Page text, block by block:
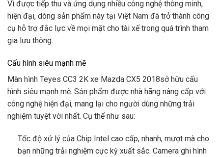
Vì được tiếp thu và ứng dụng nhiều công nghệ thông minh,
hiện đại, dòng sản phẩm này tại Việt Nam đã trở thành công
cụ hỗ trợ đắc lực về mọi mặt cho tài xế trong quá trình tham
gia lưu thông.
Cấu hình siêu mạnh mẽ
Màn hình Teyes CC3 2K xe Mazda CX5 2018sở hữu cấu
hình siêu mạnh mẽ. Sản phẩm được nhà hãng nâng cấp với
công nghệ hiện đại, mang lại cho người dùng những trải
nghiệm tuyệt vời nhất. Cụ thể như sau:
Tốc độ xử lý của Chip Intel cao cấp, nhanh, mượt mà cho
bạn những trải nghiệm cực kỳ xuất sắc. Camera ghi hình